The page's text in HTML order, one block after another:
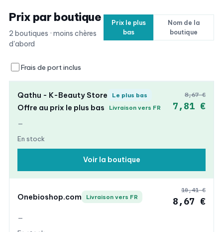
Prix par boutique
2 boutiques · moins chères
d'abord
Prix le plus
bas
Nom de la
boutique
Frais de port inclus
Qathu - K-Beauty Store Le plus bas
Offre au prix le plus bas Livraison vers FR
—
En stock
8,67 €
7,81 €
Voir la boutique
Onebioshop.com Livraison vers FR
—
10,41 €
8,67 €